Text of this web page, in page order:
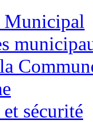
Municipal
sécurité